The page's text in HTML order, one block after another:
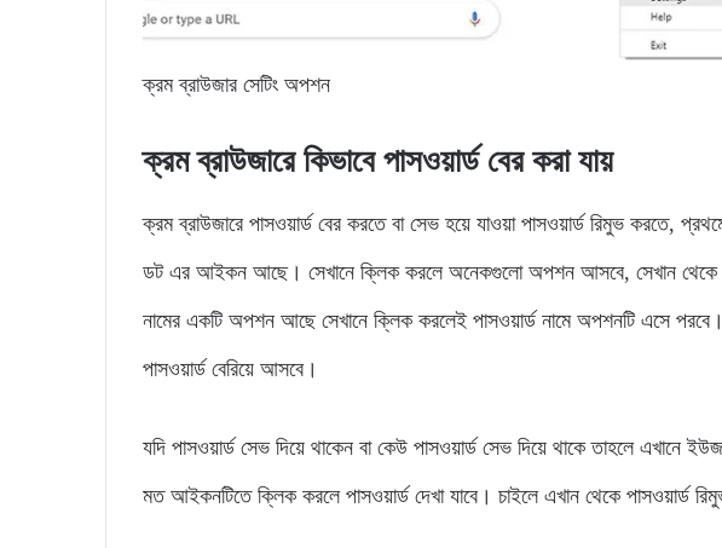
ক্রম ব্রাউজার সেটিং অপশন
ক্রম ব্রাউজারে কিভাবে পাসওয়ার্ড বের করা যায়
ক্রম ব্রাউজারে পাসওয়ার্ড বের করতে বা সেভ হয়ে যাওয়া পাসওয়ার্ড রিমুভ করতে,
ডট এর আইকন আছে। সেখানে ক্লিক করলে অনেকগুলো অপশন আসবে, সেখান থেকে
নামের একটি অপশন আছে সেখানে ক্লিক করলেই পাসওয়ার্ড নামে অপশনটি এসে
পাসওয়ার্ড বেরিয়ে আসবে।
যদি পাসওয়ার্ড সেভ দিয়ে থাকেন বা কেউ পাসওয়ার্ড সেভ দিয়ে থাকে তাহলে এখানে
মত আইকনটিতে ক্লিক করলে পাসওয়ার্ড দেখা যাবে। চাইলে এখান থেকে পাসওয়ার্ড